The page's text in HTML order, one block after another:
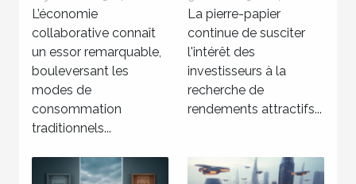
particuliers
facilitent les
économies ?
L’économie
collaborative connaît
un essor remarquable,
bouleversant les
modes de
consommation
traditionnels...
conseils pour
maximiser vos
rendements
La pierre-papier
continue de susciter
l'intérêt des
investisseurs à la
recherche de
rendements attractifs...